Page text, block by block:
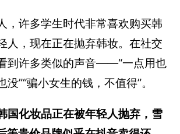
，许多学生时代非常喜欢购买韩
人，现在正在抛弃韩妆。在社交
到许多类似的声音——“一点用也
”“骗小女生的钱，不值得”。
国化妆品正在被年轻人抛弃，雪